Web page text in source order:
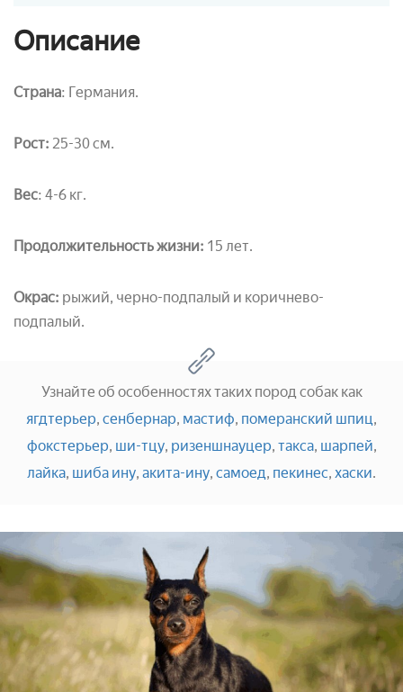
Описание
Страна: Германия.
Рост: 25-30 см.
Вес: 4-6 кг.
Продолжительность жизни: 15 лет.
Окрас: рыжий, черно-подпалый и коричнево-
подпалый.
Узнайте об особенностях таких пород собак как
ягдтерьер, сенбернар, мастиф, померанский шпиц,
фокстерьер, ши-тцу, ризеншнауцер, такса, шарпей,
лайка, шиба ину, акита-ину, самоед, пекинес, хаски.